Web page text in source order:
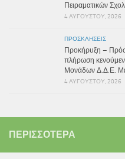
Πειραματικών
4 ΑΥΓΟΎΣΤΟΥ, 2026
ΠΡΟΣΚΛΉΣΕΙΣ
Προκήρυξη –
πλήρωση
Μονάδων Δ.Δ.Ε.
4 ΑΥΓΟΎΣΤΟΥ, 2026
ΠΕΡΙΣΣΌΤΕΡΑ